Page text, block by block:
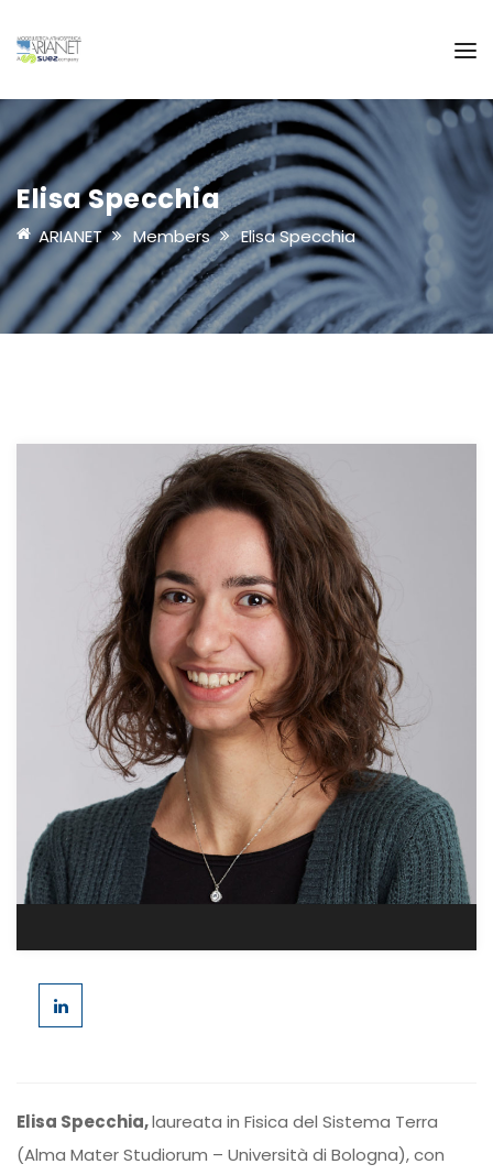
Elisa Specchia
ARIANET Members Elisa Specchia
Elisa Specchia,laureata in Fisica del Sistema Terra
(Alma Mater Studiorum – Università di Bologna), con